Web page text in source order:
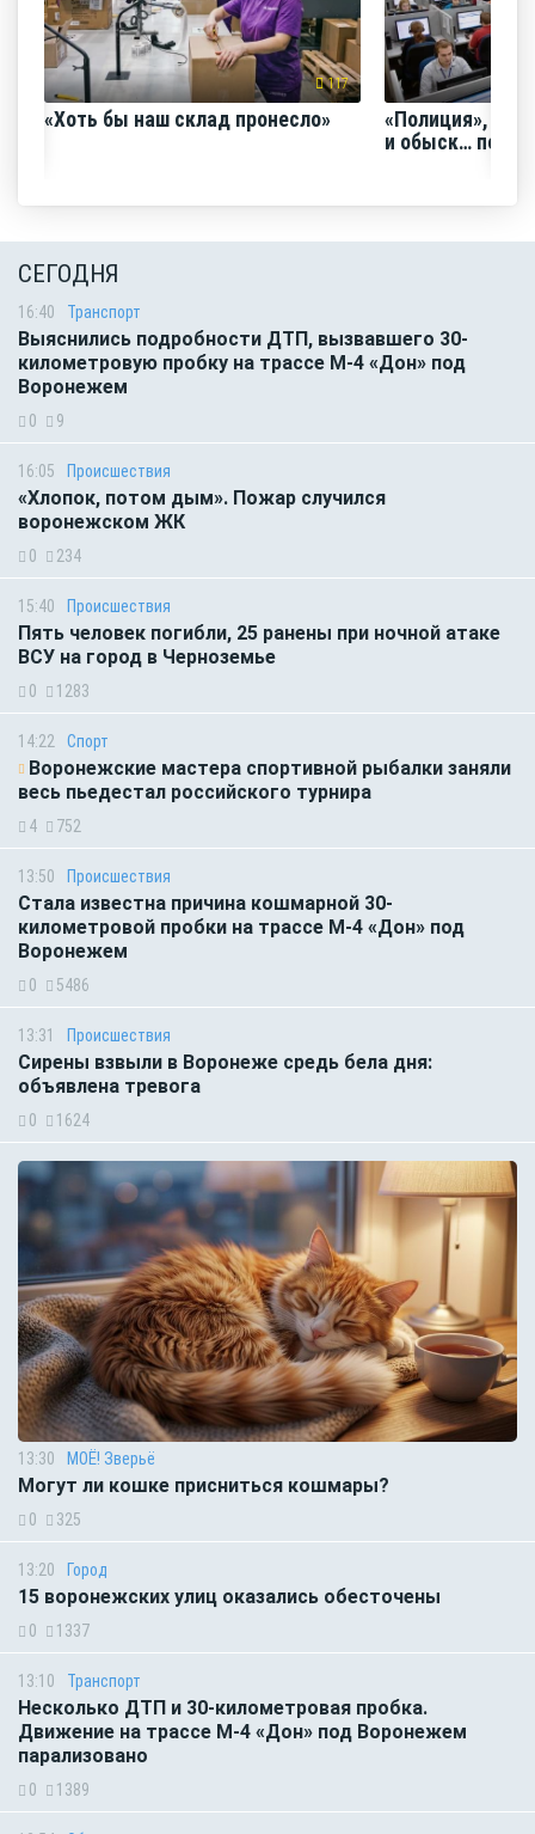
117
«Хоть бы наш склад пронесло»
«Полиция»,
и обыск… по
СЕГОДНЯ
16:40 Транспорт
Выяснились подробности ДТП, вызвавшего 30-
километровую пробку на трассе М-4 «Дон» под
Воронежем
0 9
16:05 Происшествия
«Хлопок, потом дым». Пожар случился
воронежском ЖК
0 234
15:40 Происшествия
Пять человек погибли, 25 ранены при ночной атаке
ВСУ на город в Черноземье
0 1283
14:22 Спорт
Воронежские мастера спортивной рыбалки заняли
весь пьедестал российского турнира
4 752
13:50 Происшествия
Стала известна причина кошмарной 30-
километровой пробки на трассе М-4 «Дон» под
Воронежем
0 5486
13:31 Происшествия
Сирены взвыли в Воронеже средь бела дня:
объявлена тревога
0 1624
13:30 МОЁ! Зверьё
Могут ли кошке присниться кошмары?
0 325
13:20 Город
15 воронежских улиц оказались обесточены
0 1337
13:10 Транспорт
Несколько ДТП и 30-километровая пробка.
Движение на трассе М-4 «Дон» под Воронежем
парализовано
0 1389